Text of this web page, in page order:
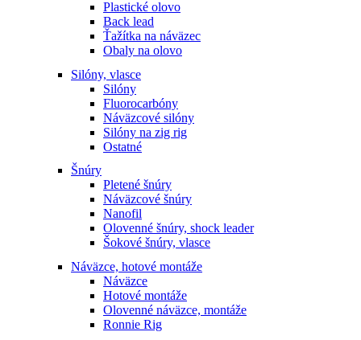
Plastické olovo
Back lead
Ťažítka na náväzec
Obaly na olovo
Silóny, vlasce
Silóny
Fluorocarbóny
Náväzcové silóny
Silóny na zig rig
Ostatné
Šnúry
Pletené šnúry
Náväzcové šnúry
Nanofil
Olovenné šnúry, shock leader
Šokové šnúry, vlasce
Náväzce, hotové montáže
Náväzce
Hotové montáže
Olovenné náväzce, montáže
Ronnie Rig